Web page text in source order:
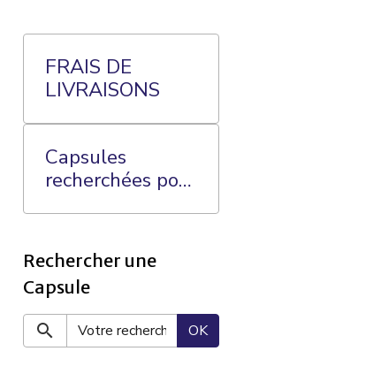
FRAIS DE
LIVRAISONS
Capsules
recherchées pour
Rechercher une
Capsule
OK